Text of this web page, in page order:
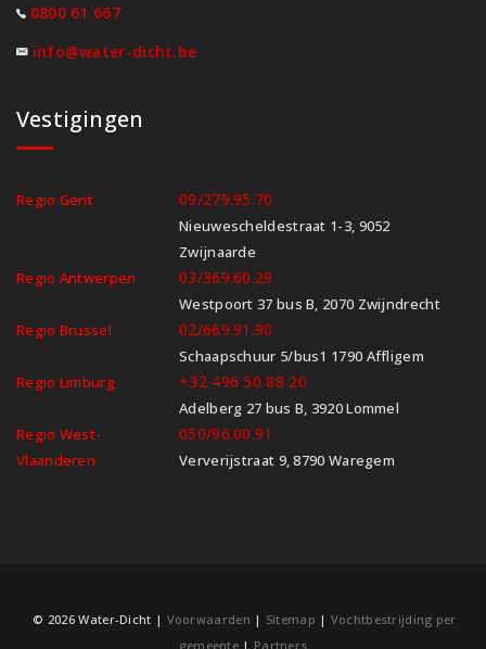
0800 61 667
info@water-dicht.be
Vestigingen
Regio Gent 09/279.95.70
Nieuwescheldestraat 1-3, 9052
Zwijnaarde
Regio Antwerpen
03/369.60.29
Westpoort 37 bus B, 2070 Zwijndrecht
Regio Brussel
02/669.91.90
Schaapschuur 5/bus1 1790 Affligem
Regio Limburg
+32 496 50 88 20
Adelberg 27 bus B, 3920 Lommel
Regio West-
Vlaanderen
050/96.00.91
Ververijstraat 9, 8790 Waregem
© 2026 Water-Dicht | Voorwaarden | Sitemap | Vochtbestrijding per
gemeente | Partners